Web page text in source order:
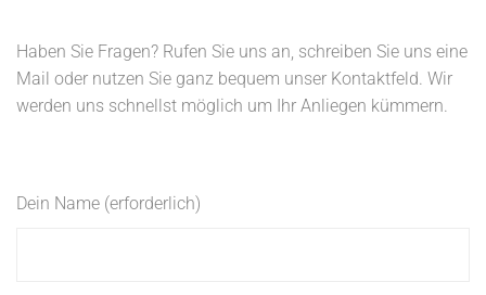
Haben Sie Fragen? Rufen Sie uns an, schreiben Sie uns eine
Mail oder nutzen Sie ganz bequem unser Kontaktfeld. Wir
werden uns schnellst möglich um Ihr Anliegen kümmern.
Dein Name (erforderlich)